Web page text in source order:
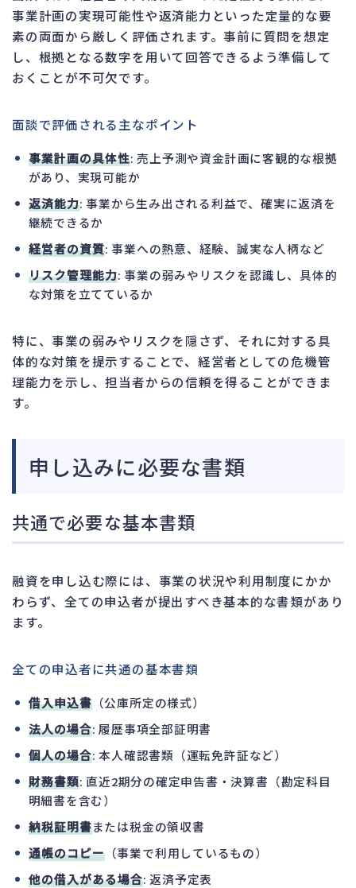
事業計画の実現可能性や返済能力といった定量的な要
素の両面から厳しく評価されます。事前に質問を想定
し、根拠となる数字を用いて回答できるよう準備して
おくことが不可欠です。
面談で評価される主なポイント
事業計画の具体性: 売上予測や資金計画に客観的な根拠
があり、実現可能か
返済能力: 事業から生み出される利益で、確実に返済を
継続できるか
経営者の資質: 事業への熱意、経験、誠実な人柄など
リスク管理能力: 事業の弱みやリスクを認識し、具体的
な対策を立てているか
特に、事業の弱みやリスクを隠さず、それに対する具
体的な対策を提示することで、経営者としての危機管
理能力を示し、担当者からの信頼を得ることができま
す。
申し込みに必要な書類
共通で必要な基本書類
融資を申し込む際には、事業の状況や利用制度にかか
わらず、全ての申込者が提出すべき基本的な書類があり
ます。
全ての申込者に共通の基本書類
借入申込書（公庫所定の様式）
法人の場合: 履歴事項全部証明書
個人の場合: 本人確認書類（運転免許証など）
財務書類: 直近2期分の確定申告書・決算書（勘定科目
明細書を含む）
納税証明書または税金の領収書
通帳のコピー（事業で利用しているもの）
他の借入がある場合: 返済予定表